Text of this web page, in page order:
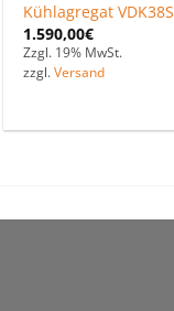
Kühlagregat VDK38S
1.590,00€
Zzgl. 19% MwSt.
zzgl. Versand